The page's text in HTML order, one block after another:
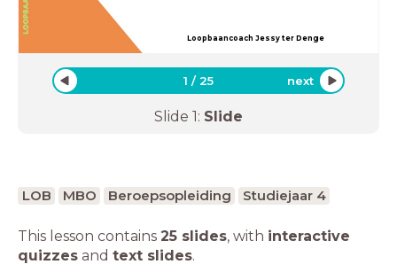
Loopbaancoach Jessy ter Denge
1 /25 next
Slide 1: Slide
LOB MBO Beroepsopleiding Studiejaar 4
This lesson contains 25 slides, with interactive
quizzes and text slides.